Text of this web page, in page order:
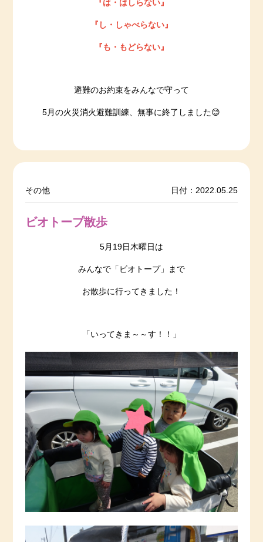
『は・はしらない』
『し・しゃべらない』
『も・もどらない』
避難のお約束をみんなで守って
5月の火災消火避難訓練、無事に終了しました😊
その他 日付：2022.05.25
ビオトープ散歩
5月19日木曜日は
みんなで「ビオトープ」まで
お散歩に行ってきました！
「いってきま～～す！！」​​​​​​